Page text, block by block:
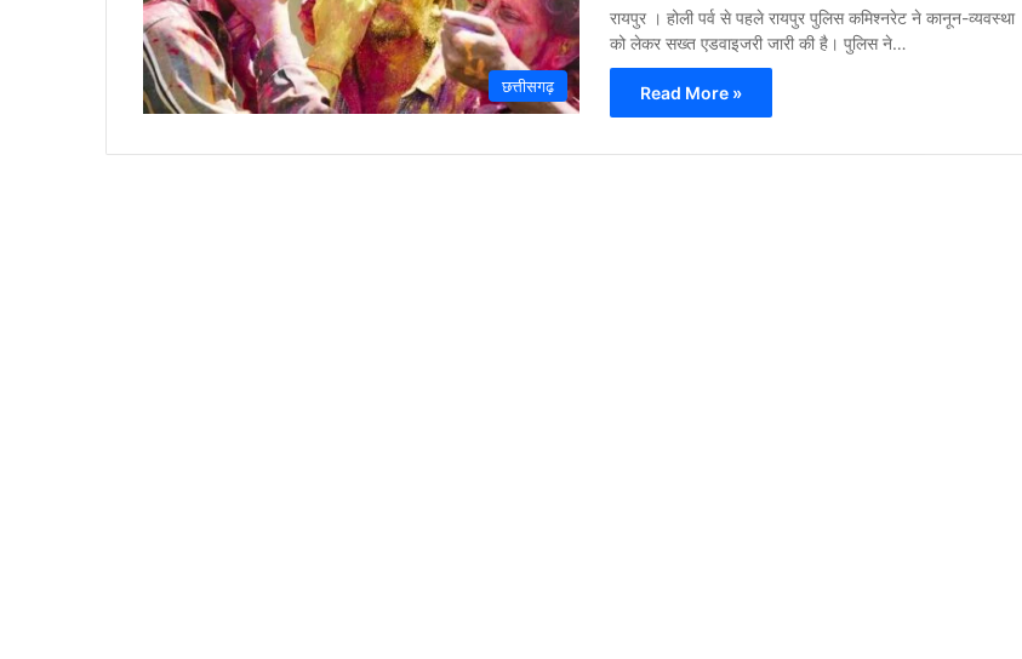
छत्तीसगढ़
रायपुर । होली पर्व से पहले रायपुर पुलिस कमिश्नरेट ने कानून-व्यवस्था
को लेकर सख्त एडवाइजरी जारी की है। पुलिस ने…
Read More »